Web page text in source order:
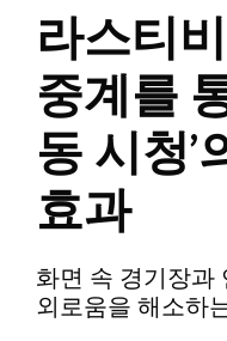
라스티
중계를
동 시청
효과
화면 속 경기장과
외로움을 해소하